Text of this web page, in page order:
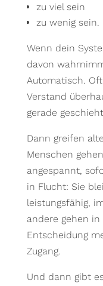
zu viel sein
zu wenig sein.
Wenn dein
davon
Automatisch.
Verstand
gerade
Dann greifen
Menschen
angespannt,
in Flucht: Sie
leistungsfähig,
andere gehen
Entscheidung
Zugang.
Und dann gibt